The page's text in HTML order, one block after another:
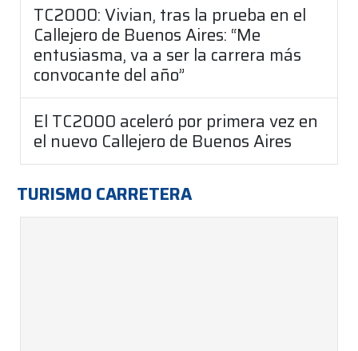
TC2000: Vivian, tras la prueba en el
Callejero de Buenos Aires: “Me
entusiasma, va a ser la carrera más
convocante del año”
El TC2000 aceleró por primera vez en
el nuevo Callejero de Buenos Aires
TURISMO CARRETERA